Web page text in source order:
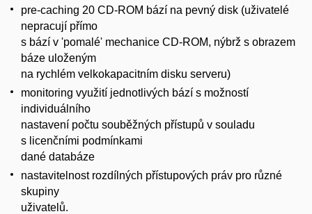
pre-caching 20 CD-ROM bází na pevný disk (uživatelé
nepracují přímo
s bází v 'pomalé' mechanice CD-ROM, nýbrž s obrazem
báze uloženým
na rychlém velkokapacitním disku serveru)
monitoring využití jednotlivých bází s možností
individuálního
nastavení počtu souběžných přístupů v souladu
s licenčními podmínkami
dané databáze
nastavitelnost rozdílných přístupových práv pro různé
skupiny
uživatelů.